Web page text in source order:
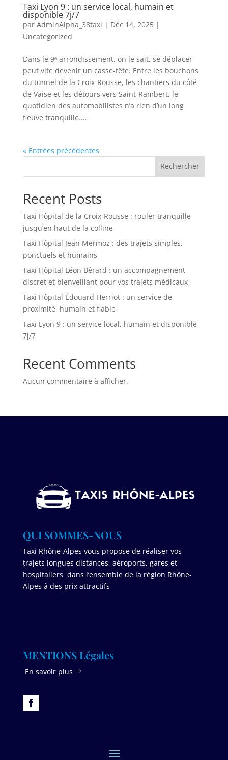
Taxi Lyon 9 : un service local, humain et
disponible 7j/7
par AdminAlpha_38taxi | Déc 14, 2025|
Uncategorized
Dans le 9ᵉ arrondissement, on le sait, se déplacer
peut vite devenir un casse-tête. Entre les bouchons
du tunnel de la Croix-Rousse, les chantiers du côté
de Vaise et les détours vers Saint-Rambert, le
quotidien des automobilistes n’a rien d’un long
fleuve tranquille....
« Entrées précédentes
Rechercher
Recent Posts
Taxi Hôpital de la Croix-Rousse : rouler tranquille
jusqu’en haut de la colline
Taxi Hôpital Jean Mermoz : des trajets simples,
ponctuels et humains
Taxi Hôpital Léon Bérard : un accompagnement
discret et bienveillant pour vos trajets médicaux
Taxi Hôpital Édouard Herriot : un service de
proximité, humain et fiable
Taxi Lyon 9 : un service local, humain et disponible
7j/7
Recent Comments
Aucun commentaire à afficher.
QUI SOMMES-NOUS
Taxi Rhône-Alpes vous propose de réaliser vos
trajets longues distances, aéroports, gares et
hospitaliers dans l’ensemble de la région Rhône-
Alpes à des prix attractifs
MENTIONS Légales
En savoir plus